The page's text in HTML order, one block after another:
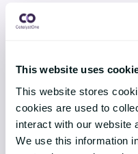
This website uses
This website stores
cookies are used to
interact with our website
We use this information
Core HR
Continuous
Competence & Learning